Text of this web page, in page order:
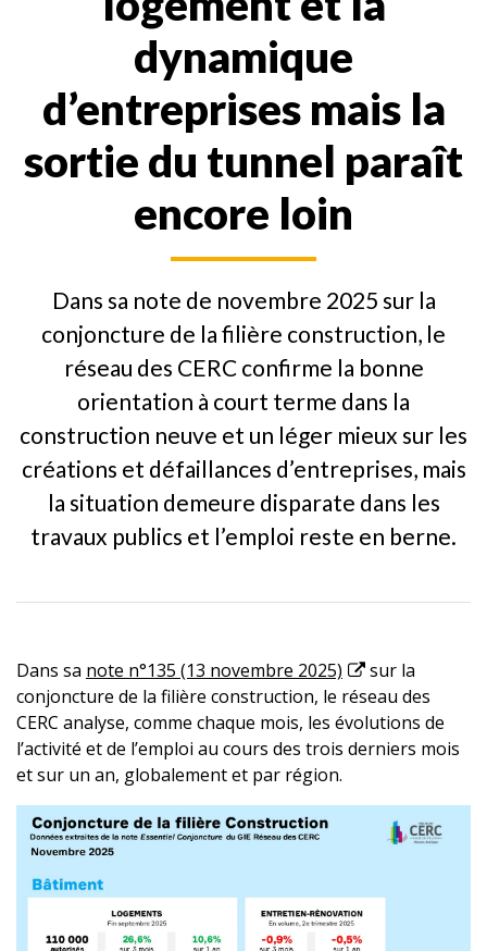
dynamique
d’entreprises mais la
sortie du tunnel paraît
encore loin
Dans sa note de novembre 2025 sur la
conjoncture de la filière construction, le
réseau des CERC confirme la bonne
orientation à court terme dans la
construction neuve et un léger mieux sur les
créations et défaillances d’entreprises, mais
la situation demeure disparate dans les
travaux publics et l’emploi reste en berne.
Dans sa note n°135 (13 novembre 2025)
sur la
conjoncture de la filière construction, le réseau des
CERC analyse, comme chaque mois, les évolutions de
l’activité et de l’emploi au cours des trois derniers mois
et sur un an, globalement et par région.